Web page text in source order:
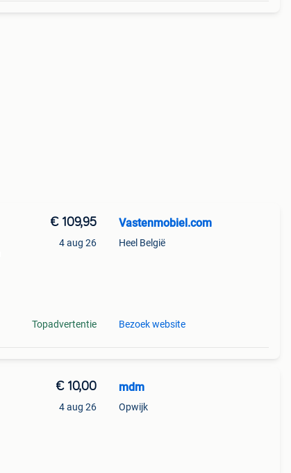
€ 109,95
4 aug 26
Topadvertentie
Vastenmobiel.com
Heel België
Bezoek website
€ 10,00
4 aug 26
mdm
Opwijk